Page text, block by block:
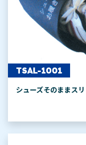
TSAL-1001
シューズそのままス